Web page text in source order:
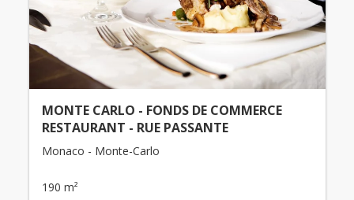
MONTE CARLO - FONDS DE COMMERCE
RESTAURANT - RUE PASSANTE
Monaco - Monte-Carlo
190 m²